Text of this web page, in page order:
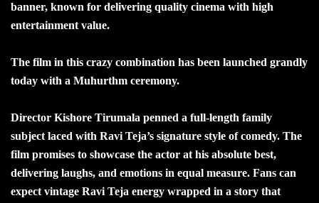
banner, known for delivering quality cinema with high
entertainment value.
The film in this crazy combination has been launched grandly
today with a Muhurthm ceremony.
Director Kishore Tirumala penned a full-length family
subject laced with Ravi Teja’s signature style of comedy. The
film promises to showcase the actor at his absolute best,
delivering laughs, and emotions in equal measure. Fans can
expect vintage Ravi Teja energy wrapped in a story that